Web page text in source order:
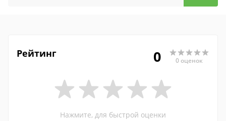
Рейтинг 0 0 оценок
Нажмите, для быстрой оценки